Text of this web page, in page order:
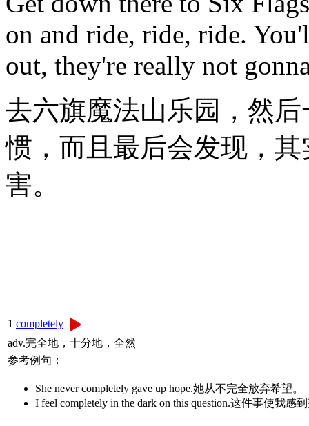
on and ride, ride, ride.
out, they're really not
去六旗魔法山乐园，然
惯，而且最后会发现，
害。
1 completely
adv.完全地，十分地，全然
参考例句：
She never completely gave up hope.她从不完全放弃希望。
I feel completely in the dark on this question.这件事使我感